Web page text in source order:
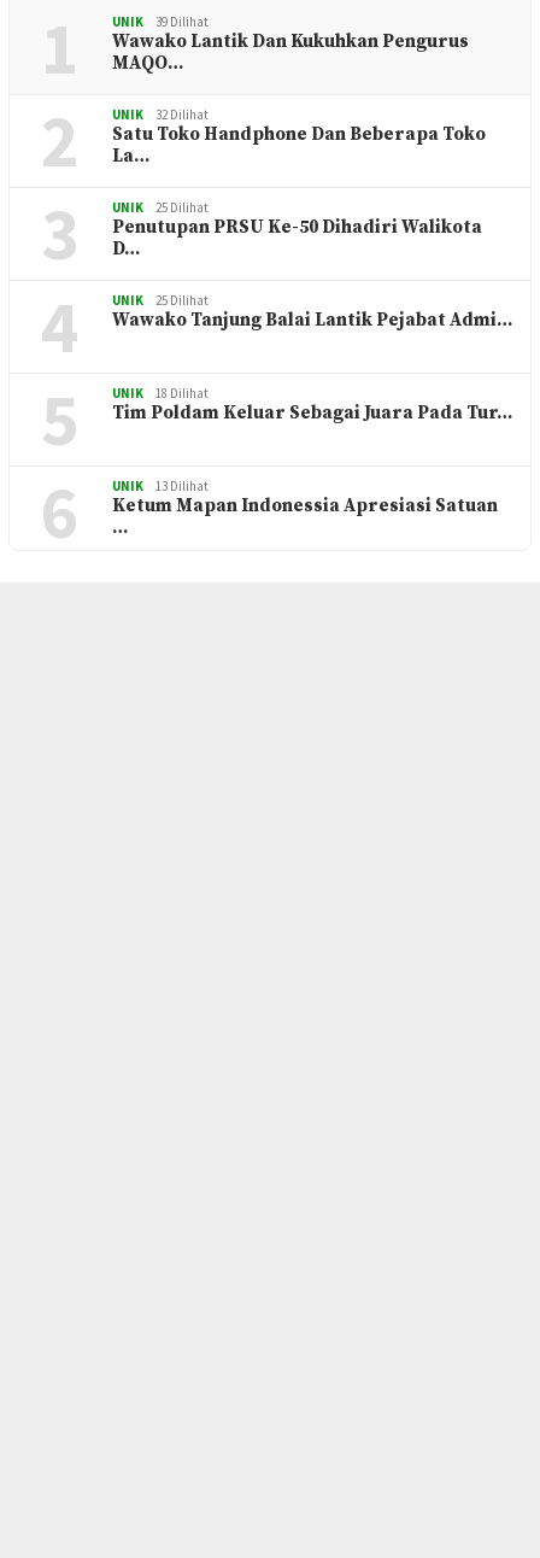
1 UNIK 39 Dilihat
Wawako Lantik Dan Kukuhkan Pengurus
MAQO…
2 UNIK 32 Dilihat
Satu Toko Handphone Dan Beberapa Toko
La…
3 UNIK 25 Dilihat
Penutupan PRSU Ke-50 Dihadiri Walikota
D…
4 UNIK 25 Dilihat
Wawako Tanjung Balai Lantik Pejabat Admi…
5 UNIK 18 Dilihat
Tim Poldam Keluar Sebagai Juara Pada Tur…
6 UNIK 13 Dilihat
Ketum Mapan Indonessia Apresiasi Satuan
…